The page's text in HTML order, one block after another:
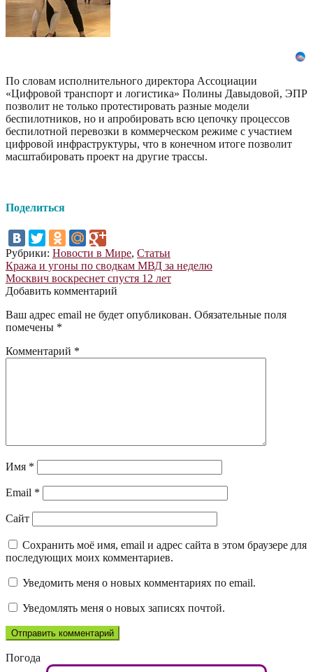
По словам исполнительного директора Ассоциации
«Цифровой транспорт и логистика» Полины Давыдовой, ЭПР
позволит не только протестировать разные модели
беспилотников, но и апробировать всю цепочку процессов
беспилотной перевозки в коммерческом режиме с участием
цифровой инфраструктуры, что в конечном итоге позволит
масштабировать проект на другие трассы.
Поделиться
Рубрики: Новости в Мире, Статьи
Навигация
по
Предыдущая
запись:
Кража и угоны по сводкам МВД за неделю
Следующая
запись:
Москвич воскреснет спустя 12 лет
Добавить комментарий
Ваш адрес email не будет опубликован. Обязательные поля
помечены *
Комментарий *
Имя *
Email *
Сайт
Сохранить моё имя, email и адрес сайта в этом браузере для
последующих моих комментариев.
Уведомить меня о новых комментариях по email.
Уведомлять меня о новых записях почтой.
Погода